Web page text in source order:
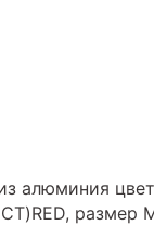
алюминия
размер